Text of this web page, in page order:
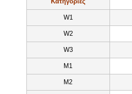
W1
W2
W3
M1
M2